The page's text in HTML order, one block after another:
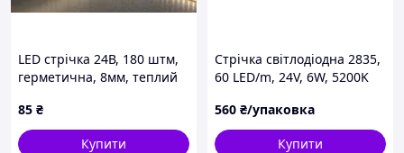
LED стрічка 24В, 180 штм,
герметична, 8мм, теплий
85 ₴
Купити
Стрічка світлодіодна 2835,
60 LED/m, 24V, 6W, 5200K
560 ₴/упаковка
Купити